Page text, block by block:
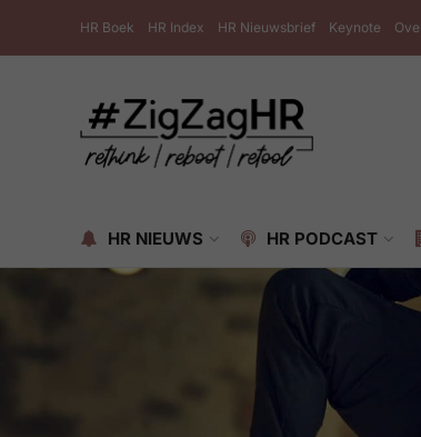
HR Boek HR Index HR Nieuwsbrief Keynote
HR NIEUWS HR PODCAST